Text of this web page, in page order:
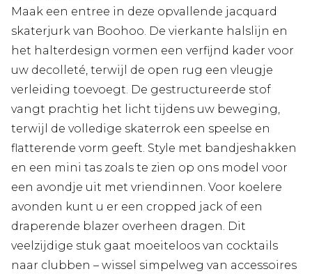
Maak een entree in deze opvallende jacquard
skaterjurk van Boohoo. De vierkante halslijn en
het halterdesign vormen een verfijnd kader voor
uw decolleté, terwijl de open rug een vleugje
verleiding toevoegt. De gestructureerde stof
vangt prachtig het licht tijdens uw beweging,
terwijl de volledige skaterrok een speelse en
flatterende vorm geeft. Style met bandjeshakken
en een mini tas zoals te zien op ons model voor
een avondje uit met vriendinnen. Voor koelere
avonden kunt u er een cropped jack of een
draperende blazer overheen dragen. Dit
veelzijdige stuk gaat moeiteloos van cocktails
naar clubben – wissel simpelweg van accessoires